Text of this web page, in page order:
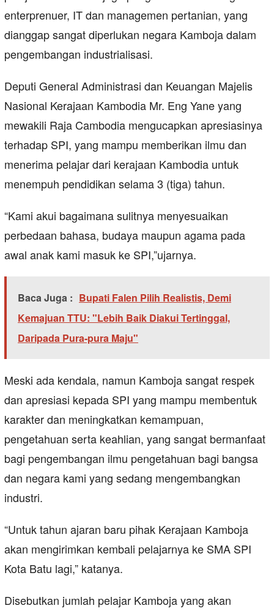
enterprenuer, IT dan managemen pertanian, yang
dianggap sangat diperlukan negara Kamboja dalam
pengembangan industrialisasi.
Deputi General Administrasi dan Keuangan Majelis
Nasional Kerajaan Kambodia Mr. Eng Yane yang
mewakili Raja Cambodia mengucapkan apresiasinya
terhadap SPI, yang mampu memberikan ilmu dan
menerima pelajar dari kerajaan Kambodia untuk
menempuh pendidikan selama 3 (tiga) tahun.
“Kami akui bagaimana sulitnya menyesuaikan
perbedaan bahasa, budaya maupun agama pada
awal anak kami masuk ke SPI,”ujarnya.
Baca Juga : Bupati Falen Pilih Realistis, Demi
Kemajuan TTU: "Lebih Baik Diakui Tertinggal,
Daripada Pura-pura Maju"
Meski ada kendala, namun Kamboja sangat respek
dan apresiasi kepada SPI yang mampu membentuk
karakter dan meningkatkan kemampuan,
pengetahuan serta keahlian, yang sangat bermanfaat
bagi pengembangan ilmu pengetahuan bagi bangsa
dan negara kami yang sedang mengembangkan
industri.
“Untuk tahun ajaran baru pihak Kerajaan Kamboja
akan mengirimkan kembali pelajarnya ke SMA SPI
Kota Batu lagi,” katanya.
Disebutkan jumlah pelajar Kamboja yang akan